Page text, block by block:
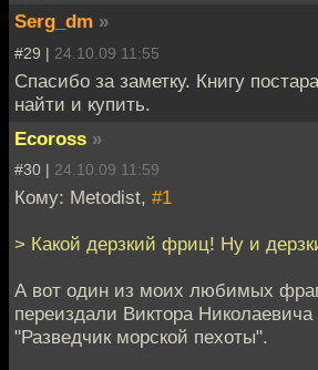
Serg_dm »
#29 | 24.10.09 11:55
Спасибо за заметку. Книгу
найти и купить.
Ecoross »
#30 | 24.10.09 11:59
Кому: Metodist, #1
> Какой дерзкий фриц! Ну и
А вот один из моих любимых
переиздали Виктора Николаевича
"Разведчик морской пехоты".